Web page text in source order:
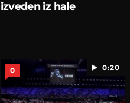
izveden iz hale
0:20
0